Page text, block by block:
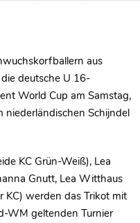
aus
deutsche U 16-
World Cup am Samstag,
niederländischen Schijndel
KC Grün-Weiß), Lea
Gnutt, Lea Witthaus
KC) werden das Trikot mit
WM geltenden Turnier